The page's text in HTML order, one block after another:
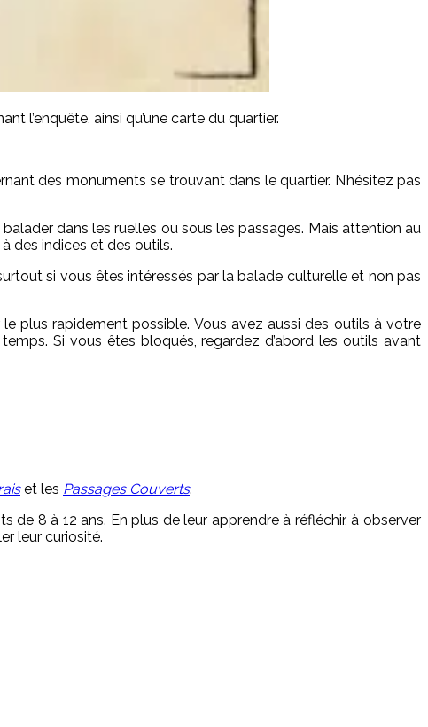
l’enquête, ainsi qu’une carte du quartier.
des monuments se trouvant dans le quartier. N’hésitez pas
dans les ruelles ou sous les passages. Mais attention au
des indices et des outils.
si vous êtes intéressés par la balade culturelle et non pas
plus rapidement possible. Vous avez aussi des outils à votre
Si vous êtes bloqués, regardez d’abord les outils avant
et les Passages Couverts.
8 à 12 ans. En plus de leur apprendre à réfléchir, à observer
leur curiosité.